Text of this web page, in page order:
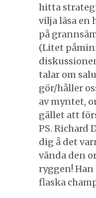
hitta
vilja läsa en
på
(Litet
talar om
gör/håller
av myntet,
gället att
PS. Richard
dig å det
vända den
ryggen!
flaska